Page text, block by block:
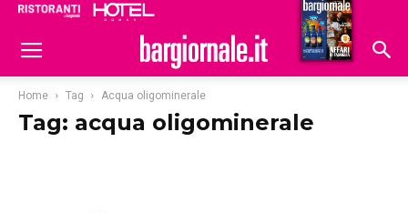
Hoteldomani
Home Tag Acqua oligominerale
Tag: acqua oligominerale